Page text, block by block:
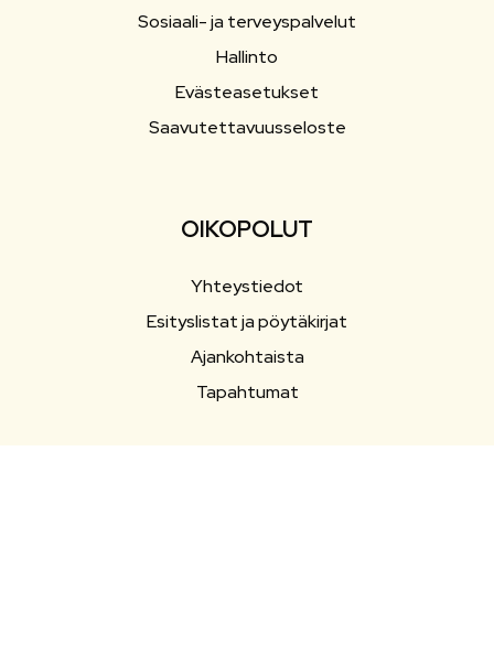
Sosiaali- ja terveyspalvelut
Hallinto
Evästeasetukset
Saavutettavuusseloste
OIKOPOLUT
Yhteystiedot
Esityslistat ja pöytäkirjat
Ajankohtaista
Tapahtumat